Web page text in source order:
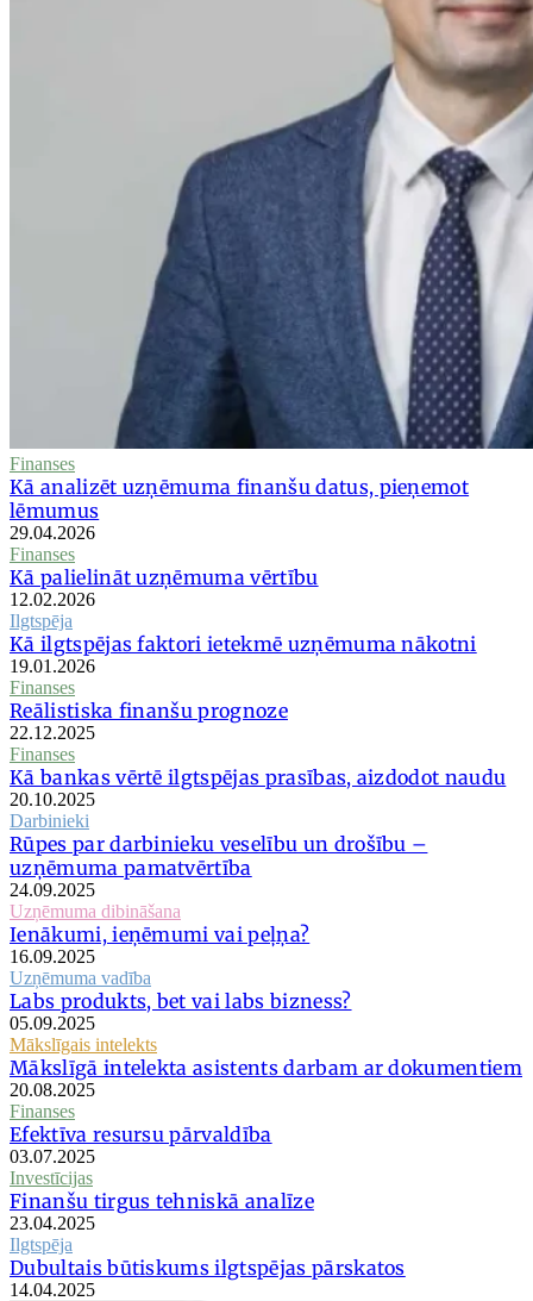
Finanses
Kā analizēt uzņēmuma finanšu datus, pieņemot
lēmumus
29.04.2026
Finanses
Kā palielināt uzņēmuma vērtību
12.02.2026
Ilgtspēja
Kā ilgtspējas faktori ietekmē uzņēmuma nākotni
19.01.2026
Finanses
Reālistiska finanšu prognoze
22.12.2025
Finanses
Kā bankas vērtē ilgtspējas prasības, aizdodot naudu
20.10.2025
Darbinieki
Rūpes par darbinieku veselību un drošību –
uzņēmuma pamatvērtība
24.09.2025
Uzņēmuma dibināšana
Ienākumi, ieņēmumi vai peļņa?
16.09.2025
Uzņēmuma vadība
Labs produkts, bet vai labs bizness?
05.09.2025
Mākslīgais intelekts
Mākslīgā intelekta asistents darbam ar dokumentiem
20.08.2025
Finanses
Efektīva resursu pārvaldība
03.07.2025
Investīcijas
Finanšu tirgus tehniskā analīze
23.04.2025
Ilgtspēja
Dubultais būtiskums ilgtspējas pārskatos
14.04.2025